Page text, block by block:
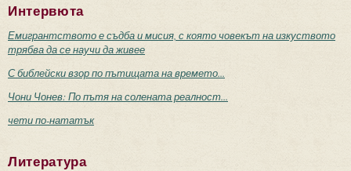
Интервюта
Емигрантството е съдба и мисия, с която човекът на изкуството
трябва да се научи да живее
С библейски взор по пътищата на времето...
Чони Чонев: По пътя на солената реалност...
чети по-нататък
Литература